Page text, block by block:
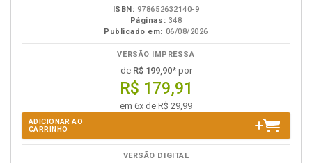
ISBN: 978652632140-9
Páginas: 348
Publicado em: 06/08/2026
VERSÃO IMPRESSA
deR$ 199,90* por
R$ 179,91
em 6x de R$ 29,99
ADICIONAR AO
CARRINHO
VERSÃO DIGITAL